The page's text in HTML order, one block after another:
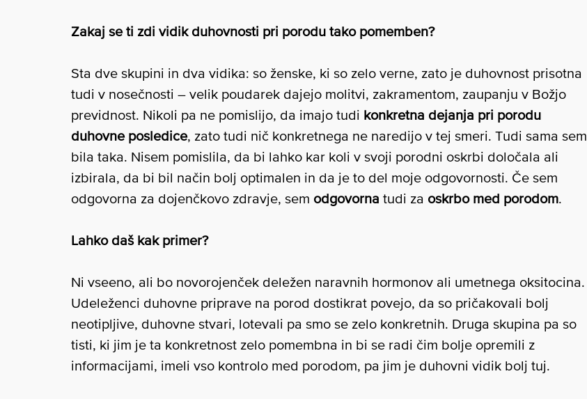
Zakaj se ti zdi vidik duhovnosti pri porodu tako pomemben?
Sta dve skupini in dva vidika: so ženske, ki so zelo verne, zato je duhovnost prisotna
tudi v nosečnosti – velik poudarek dajejo molitvi, zakramentom, zaupanju v Božjo
previdnost. Nikoli pa ne pomislijo, da imajo tudi konkretna dejanja pri porodu
duhovne posledice, zato tudi nič konkretnega ne naredijo v tej smeri. Tudi sama sem
bila taka. Nisem pomislila, da bi lahko kar koli v svoji porodni oskrbi določala ali
izbirala, da bi bil način bolj optimalen in da je to del moje odgovornosti. Če sem
odgovorna za dojenčkovo zdravje, sem odgovorna tudi za oskrbo med porodom.
Lahko daš kak primer?
Ni vseeno, ali bo novorojenček deležen naravnih hormonov ali umetnega oksitocina.
Udeleženci duhovne priprave na porod dostikrat povejo, da so pričakovali bolj
neotipljive, duhovne stvari, lotevali pa smo se zelo konkretnih. Druga skupina pa so
tisti, ki jim je ta konkretnost zelo pomembna in bi se radi čim bolje opremili z
informacijami, imeli vso kontrolo med porodom, pa jim je duhovni vidik bolj tuj.